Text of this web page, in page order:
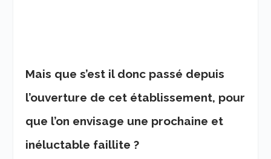
Mais que s’est il donc passé depuis
l’ouverture de cet établissement, pour
que l’on envisage une prochaine et
inéluctable faillite ?